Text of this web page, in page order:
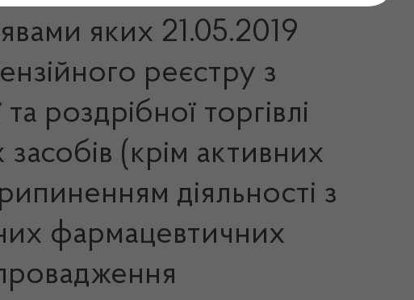
яких 21.05.2019
реєстру з
роздрібної торгівлі
(крім активних
діяльності з
фармацевтичних